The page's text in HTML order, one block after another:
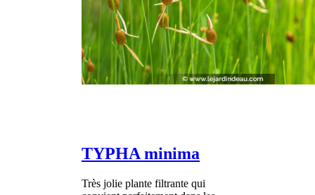
TYPHA minima
Très jolie plante filtrante qui